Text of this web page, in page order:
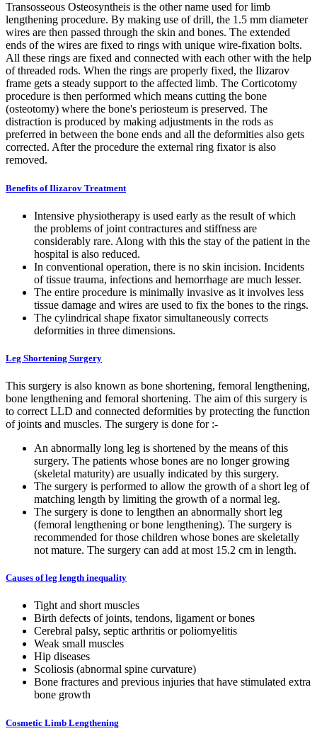
Transosseous Osteosyntheis is the other name used for limb
lengthening procedure. By making use of drill, the 1.5 mm diameter
wires are then passed through the skin and bones. The extended
ends of the wires are fixed to rings with unique wire-fixation bolts.
All these rings are fixed and connected with each other with the help
of threaded rods. When the rings are properly fixed, the Ilizarov
frame gets a steady support to the affected limb. The Corticotomy
procedure is then performed which means cutting the bone
(osteotomy) where the bone's periosteum is preserved. The
distraction is produced by making adjustments in the rods as
preferred in between the bone ends and all the deformities also gets
corrected. After the procedure the external ring fixator is also
removed.
Benefits of Ilizarov Treatment
Intensive physiotherapy is used early as the result of which
the problems of joint contractures and stiffness are
considerably rare. Along with this the stay of the patient in the
hospital is also reduced.
In conventional operation, there is no skin incision. Incidents
of tissue trauma, infections and hemorrhage are much lesser.
The entire procedure is minimally invasive as it involves less
tissue damage and wires are used to fix the bones to the rings.
The cylindrical shape fixator simultaneously corrects
deformities in three dimensions.
Leg Shortening Surgery
This surgery is also known as bone shortening, femoral lengthening,
bone lengthening and femoral shortening. The aim of this surgery is
to correct LLD and connected deformities by protecting the function
of joints and muscles. The surgery is done for :-
An abnormally long leg is shortened by the means of this
surgery. The patients whose bones are no longer growing
(skeletal maturity) are usually indicated by this surgery.
The surgery is performed to allow the growth of a short leg of
matching length by limiting the growth of a normal leg.
The surgery is done to lengthen an abnormally short leg
(femoral lengthening or bone lengthening). The surgery is
recommended for those children whose bones are skeletally
not mature. The surgery can add at most 15.2 cm in length.
Causes of leg length inequality
Tight and short muscles
Birth defects of joints, tendons, ligament or bones
Cerebral palsy, septic arthritis or poliomyelitis
Weak small muscles
Hip diseases
Scoliosis (abnormal spine curvature)
Bone fractures and previous injuries that have stimulated extra
bone growth
Cosmetic Limb Lengthening